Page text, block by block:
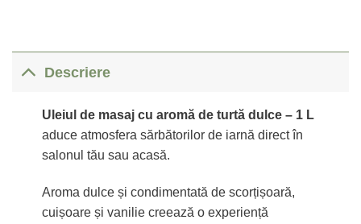
Descriere
Uleiul de masaj cu aromă de turtă dulce – 1 L
aduce atmosfera sărbătorilor de iarnă direct în
salonul tău sau acasă.
Aroma dulce și condimentată de scorțișoară,
cuișoare și vanilie creează o experiență